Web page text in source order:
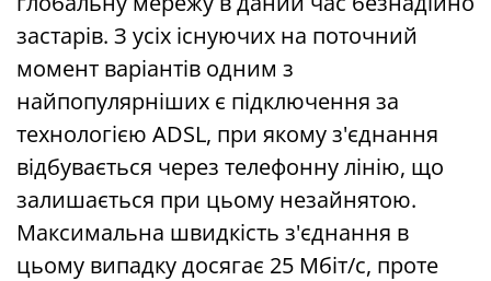
застарів. З усіх існуючих на поточний
момент варіантів одним з
найпопулярніших є підключення за
технологією ADSL, при якому з'єднання
відбувається через телефонну лінію, що
залишається при цьому незайнятою.
Максимальна швидкість з'єднання в
цьому випадку досягає 25 Мбіт/с, проте